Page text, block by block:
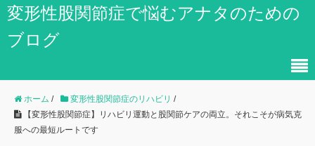
変形性股関節症で悩むアナタのための
ブログ
ホーム / 変形性股関節症のリハビリ /
【変形性股関節症】リハビリ運動と股関節ケアの両立。それこそが病気克
服への最短ルートです